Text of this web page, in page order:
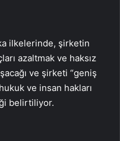
ilkelerinde, şirketin
azaltmak ve haksız
ve şirketi “geniş
ve insan hakları
belirtiliyor.